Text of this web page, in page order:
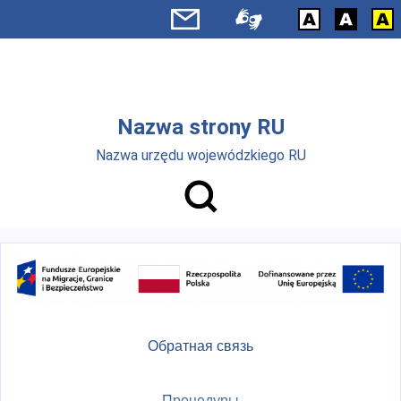
Перейти к основному содержанию
Nazwa strony RU
Nazwa urzędu wojewódzkiego RU
Обратная связь